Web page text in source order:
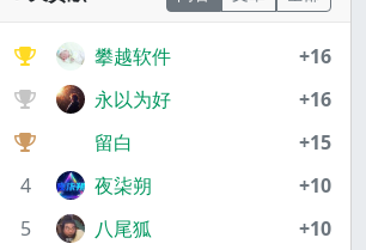
攀越软件
+16
永以为好
+16
留白
+15
4
夜柒朔
+10
5
八尾狐
+10